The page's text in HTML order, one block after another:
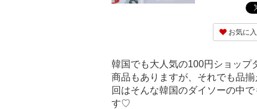
国
J
O
A
H
-
お気に入
韓国でも大人気の100円ショッ
商品もありますが、それでも品
回はそんな韓国のダイソーの中
す♡